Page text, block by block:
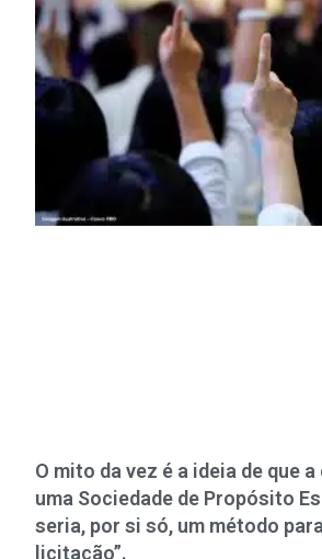
O mito da vez é a ideia de que
uma Sociedade de Propósito
seria, por si só, um método
licitação”.